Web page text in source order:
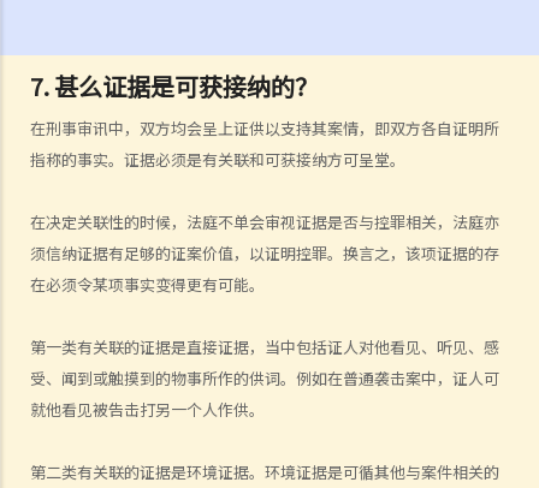
7. 甚么证据是可获接纳的？
在刑事审讯中，双方均会呈上证供以支持其案情，即双方各自证明所
指称的事实。证据必须是有关联和可获接纳方可呈堂。
在决定关联性的时候，法庭不单会审视证据是否与控罪相关，法庭亦
须信纳证据有足够的证案价值，以证明控罪。换言之，该项证据的存
在必须令某项事实变得更有可能。
第一类有关联的证据是直接证据，当中包括证人对他看见、听见、感
受、闻到或触摸到的物事所作的供词。例如在普通袭击案中，证人可
就他看见被告击打另一个人作供。
第二类有关联的证据是环境证据。环境证据是可循其他与案件相关的
a. 供认作为传闻证据规则的例外情况
b. 供认的可接纳性和证据价值
1. 自愿性
2. 豁除证据的剩余酌情权
5. 如果执法人员非法或不正当地取得证据，该如何处理？
a. 违反基本权利所获得的证据
c. 以「滥用司法程序」为由搁置法律程序
d. 对「警察的不合理搜查和扣押」的制裁
6. 认人程序
a. 列队认人